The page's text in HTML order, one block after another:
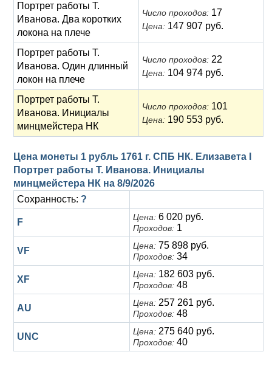
Портрет работы Т.
Иванова. Два коротких
локона на плече
Число проходов: 17
Цена: 147 907 руб.
Портрет работы Т.
Иванова. Один длинный
локон на плече
Число проходов: 22
Цена: 104 974 руб.
Портрет работы Т.
Иванова. Инициалы
минцмейстера НК
Число проходов: 101
Цена: 190 553 руб.
Цена монеты 1 рубль 1761 г. СПБ НК. Елизавета I
Портрет работы Т. Иванова. Инициалы
минцмейстера НК на 8/9/2026
Сохранность: ?
F Цена: 6 020 руб.
Проходов: 1
VF Цена: 75 898 руб.
Проходов: 34
XF Цена: 182 603 руб.
Проходов: 48
AU Цена: 257 261 руб.
Проходов: 48
UNC Цена: 275 640 руб.
Проходов: 40